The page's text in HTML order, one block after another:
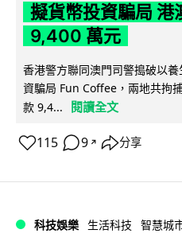
擬貨幣投資騙局 港
9,400 萬元
香港警方聯同澳門司警搗破以
資騙局 Fun Coffee，兩地共拘
款 9,4...
閱讀全文
115 9 ↗ 分享
科技娛樂 生活科技 智慧城